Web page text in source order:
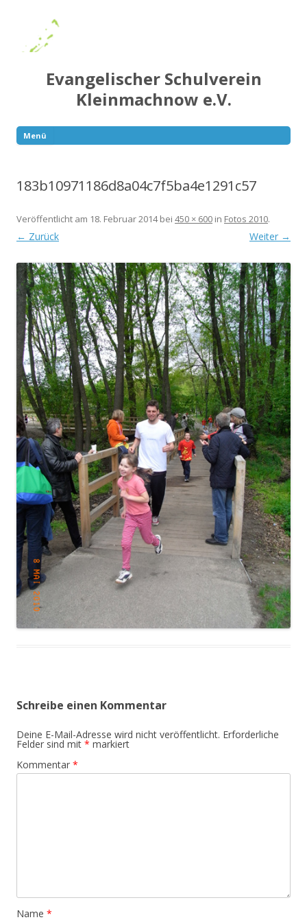
Evangelischer Schulverein
Kleinmachnow e.V.
Menü
183b10971186d8a04c7f5ba4e1291c57
Veröffentlicht am 18. Februar 2014bei 450 × 600 in Fotos 2010.
← Zurück Weiter →
Schreibe einen Kommentar
Deine E-Mail-Adresse wird nicht veröffentlicht. Erforderliche
Felder sind mit * markiert
Kommentar *
Name *